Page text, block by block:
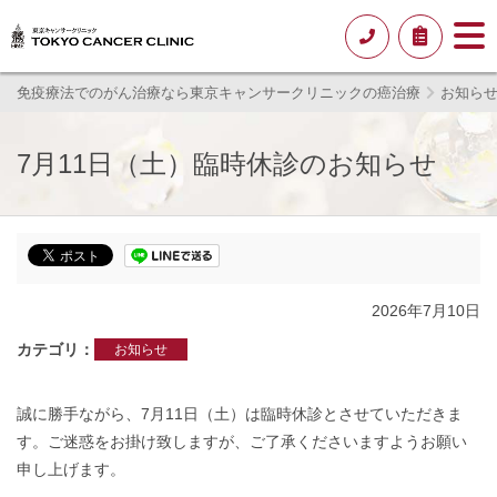
免疫療法でのがん治療なら東京キャンサークリニックの癌治療 お知らせ
7月11日（土）臨時休診のお知らせ
2026年7月10日
カテゴリ お知らせ
誠に勝手ながら、7月11日（土）は臨時休診とさせていただきま
す。ご迷惑をお掛け致しますが、ご了承くださいますようお願い
申し上げます。